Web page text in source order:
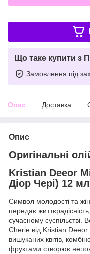
Що таке купити з
Замовлення під
Опис Доставка
Опис
Оригінальні
Kristian Deeor
Діор Чері) 12 мл
Символ молодості та
передає
сучасному суспільстві.
Cherie від Kristian
вишуканих квітів,
фруктами створює